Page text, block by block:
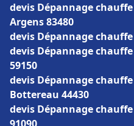
devis Dépannage
Argens 83480
devis Dépannage
devis Dépannage
59150
devis Dépannage
Bottereau 44430
devis Dépannage